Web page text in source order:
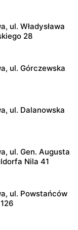
ul. Władysława
28
ul. Górczewska
ul. Dalanowska
ul. Gen. Augusta
Nila 41
ul. Powstańców